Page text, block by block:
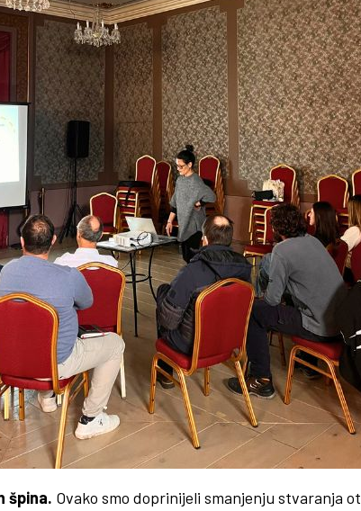
špina. Ovako smo doprinijeli smanjenju stvaranja